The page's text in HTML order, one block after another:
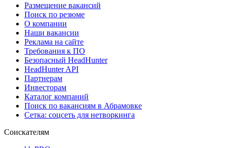
Размещение вакансий
Поиск по резюме
О компании
Наши вакансии
Реклама на сайте
Требования к ПО
Безопасный HeadHunter
HeadHunter API
Партнерам
Инвесторам
Каталог компаний
Поиск по вакансиям в Абрамовке
Сетка: соцсеть для нетворкинга
Соискателям